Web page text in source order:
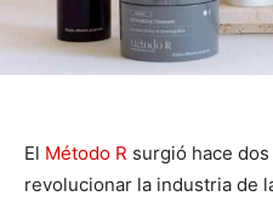
El Método R surgió hace
revolucionar la industria de